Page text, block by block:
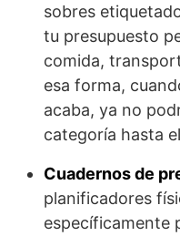
sobres
tu presupuesto
comida,
esa forma,
acaba, ya no
categoría hasta
Cuadernos de
planificadores
específicamente